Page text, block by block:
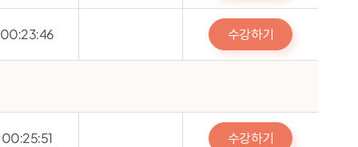
00:23:46 수강하기
00:25:51 수강하기